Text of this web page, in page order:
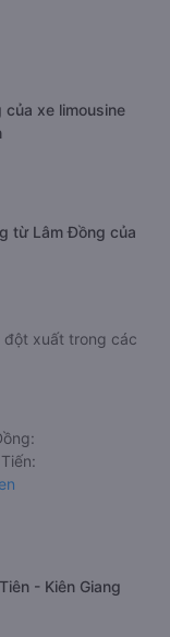
của xe limousine
từ Lâm Đồng của
đột xuất trong các
- Kiên Giang